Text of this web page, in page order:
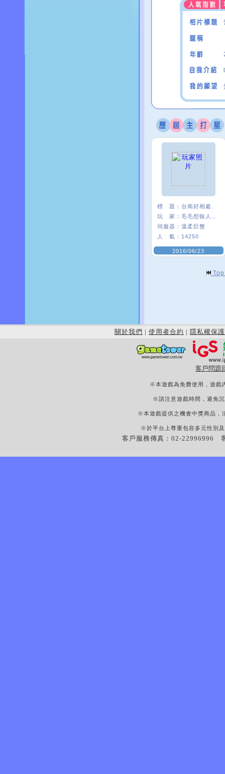
標 題： 台南好相處.
玩 家：
伺服器： 溫柔巨蟹
人 氣： 14250
2016/06/23
關於我們 | 使用者合約 | 隱私權保護
客戶問題
※本遊戲為免費使用，遊戲
※請注意遊戲時間，避免
※本遊戲提供之機會中獎商品，
※於平台上尊重包容多元性別
客戶服務傳真：02-22996996